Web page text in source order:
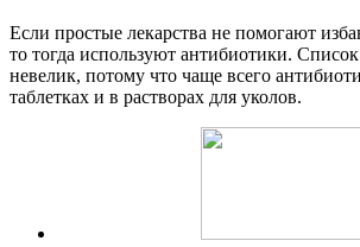
Если простые лекарства не помогают
то тогда используют антибиотики.
невелик, потому что чаще всего
таблетках и в растворах для уколов.